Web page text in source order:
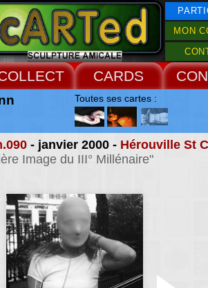
MON
CARDS
- janvier 2000 - Hérouville St
Image du III° Millénaire"
Toutes ses cartes :